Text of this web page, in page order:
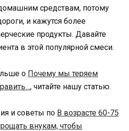
средствам, потому
и кажутся более
продукты. Давайте
в этой популярной смеси.
о Почему мы теряем
, читайте нашу статью.
и советы по В возрасте 60-75
внукам, чтобы